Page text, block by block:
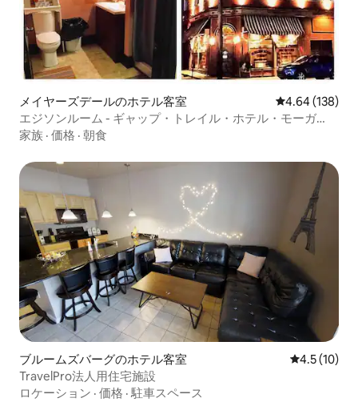
メイヤーズデールのホテル客室 レビュー138
4.64 (138)
エジソンルーム - ギャップ・トレイル・ホテル・モーガ
ン・トゥール郡
家族 · 価格 · 朝食
ブルームズバーグのホテル客室 レビュー10
4.5 (10)
TravelPro法人用住宅施設
ロケーション · 価格 ·駐車スペース